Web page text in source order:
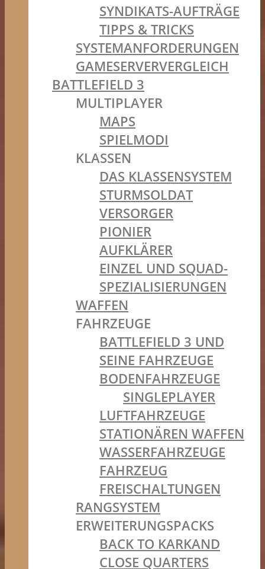
SYNDIKATS-AUFTRÄGE
TIPPS & TRICKS
SYSTEMANFORDERUNGEN
GAMESERVERVERGLEICH
BATTLEFIELD 3
MULTIPLAYER
MAPS
SPIELMODI
KLASSEN
DAS KLASSENSYSTEM
STURMSOLDAT
VERSORGER
PIONIER
AUFKLÄRER
EINZEL UND SQUAD-
SPEZIALISIERUNGEN
WAFFEN
FAHRZEUGE
BATTLEFIELD 3 UND
SEINE FAHRZEUGE
BODENFAHRZEUGE
SINGLEPLAYER
LUFTFAHRZEUGE
STATIONÄREN WAFFEN
WASSERFAHRZEUGE
FAHRZEUG
FREISCHALTUNGEN
RANGSYSTEM
ERWEITERUNGSPACKS
BACK TO KARKAND
CLOSE QUARTERS